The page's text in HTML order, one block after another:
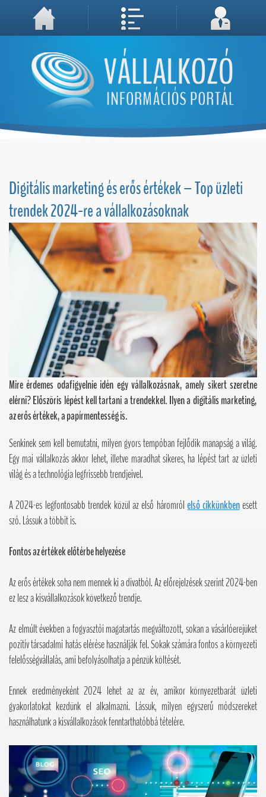
A weboldal használatával Ön elfogadja, hogy Cookie-kat (sütiket) tároljunk számítógépén. A sütik a weboldal megfelelő működéséhez
Megértettem, folytatás...
Digitális marketing és erős értékek – Top üzleti
trendek 2024-re a vállalkozásoknak
Mire érdemes odafigyelnie idén egy vállalkozásnak, amely sikert szeretne
elérni? Előszöris lépést kell tartani a trendekkel. Ilyen a digitális marketing,
az erős értékek, a papírmentesség is.
Senkinek sem kell bemutatni, milyen gyors tempóban fejlődik manapság a világ.
Egy mai vállalkozás akkor lehet, illetve maradhat sikeres, ha lépést tart az üzleti
világ és a technológia legfrissebb trendjeivel.
A 2024-es legfontosabb trendek közül az első háromrólelső cikkünkbenesett
szó. Lássuk a többit is.
Fontos az értékek előtérbe helyezése
Az erős értékek soha nem mennek ki a divatból. Az előrejelzések szerint 2024-ben
ez lesz a kisvállalkozások következő trendje.
Az elmúlt években a fogyasztói magatartás megváltozott, sokan a vásárlóerejüket
pozitív társadalmi hatás elérése használják fel. Sokak számára fontos a környezeti
felelősségvállalás, ami befolyásolhatja a pénzük költését.
Ennek eredményeként 2024 lehet az az év, amikor környezetbarát üzleti
gyakorlatokat kezdünk el alkalmazni. Lássuk, milyen egyszerű módszereket
használhatunk a kisvállalkozások fenntarthatóbbá tételére.